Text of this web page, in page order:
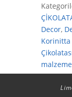
Decor,
Korinitta